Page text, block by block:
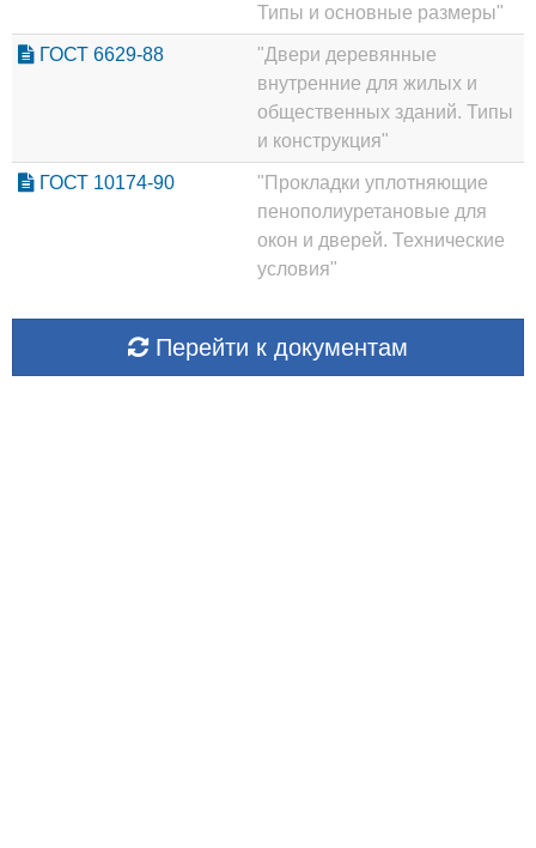
Типы и основные размеры"
ГОСТ 6629-88
"Двери деревянные
внутренние для жилых и
общественных зданий. Типы
и конструкция"
ГОСТ 10174-90
"Прокладки уплотняющие
пенополиуретановые для
окон и дверей. Технические
условия"
Перейти к документам